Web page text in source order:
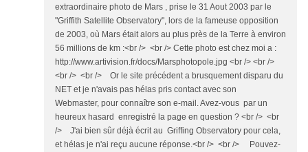
extraordinaire photo de Mars , prise le 31 Aout 2003 par le
"Griffith Satellite Observatory", lors de la fameuse opposition
de 2003, où Mars était alors au plus près de la Terre à environ
56 millions de km :<br /> <br /> Cette photo est chez moi a :
http://www.artivision.fr/docs/Marsphotopole.jpg <br /> <br />
<br /> <br /> Or le site précédent a brusquement disparu du
NET et je n'avais pas hélas pris contact avec son
Webmaster, pour connaître son e-mail. Avez-vous par un
heureux hasard enregistré la page en question ? <br /> <br
/> J'ai bien sûr déjà écrit au Griffing Observatory pour cela,
et hélas je n'ai reçu aucune réponse.<br /> <br /> Pouvez-